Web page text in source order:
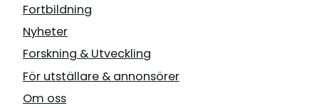
Fortbildning
Nyheter
Forskning & Utveckling
För utställare & annonsörer
Om oss